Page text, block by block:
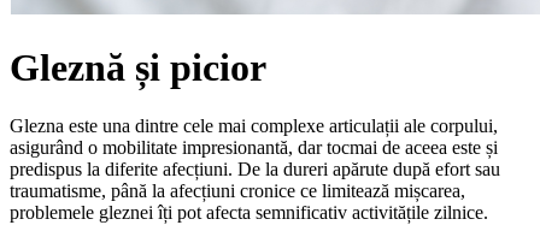
Gleznă și picior
Glezna este una dintre cele mai complexe articulații ale corpului,
asigurând o mobilitate impresionantă, dar tocmai de aceea este și
predispus la diferite afecțiuni. De la dureri apărute după efort sau
traumatisme, până la afecțiuni cronice ce limitează mișcarea,
problemele gleznei îți pot afecta semnificativ activitățile zilnice.